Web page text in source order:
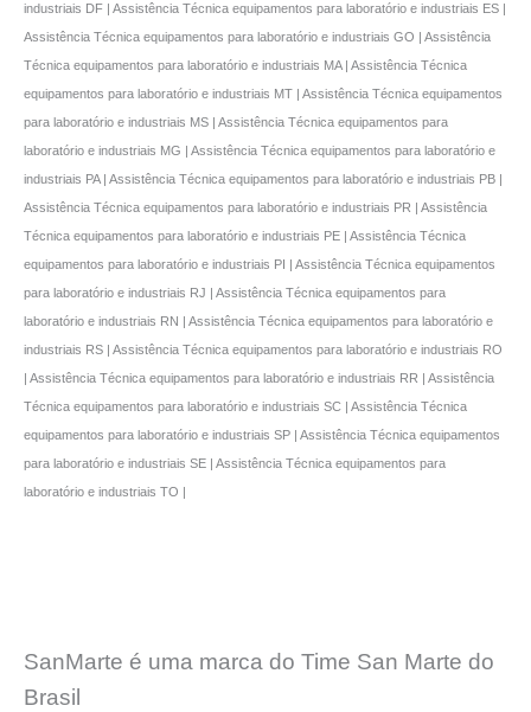
industriais DF | Assistência Técnica equipamentos para laboratório e industriais ES |
Assistência Técnica equipamentos para laboratório e industriais GO | Assistência
Técnica equipamentos para laboratório e industriais MA | Assistência Técnica
equipamentos para laboratório e industriais MT | Assistência Técnica equipamentos
para laboratório e industriais MS | Assistência Técnica equipamentos para
laboratório e industriais MG | Assistência Técnica equipamentos para laboratório e
industriais PA | Assistência Técnica equipamentos para laboratório e industriais PB |
Assistência Técnica equipamentos para laboratório e industriais PR | Assistência
Técnica equipamentos para laboratório e industriais PE | Assistência Técnica
equipamentos para laboratório e industriais PI | Assistência Técnica equipamentos
para laboratório e industriais RJ | Assistência Técnica equipamentos para
laboratório e industriais RN | Assistência Técnica equipamentos para laboratório e
industriais RS | Assistência Técnica equipamentos para laboratório e industriais RO
| Assistência Técnica equipamentos para laboratório e industriais RR | Assistência
Técnica equipamentos para laboratório e industriais SC | Assistência Técnica
equipamentos para laboratório e industriais SP | Assistência Técnica equipamentos
para laboratório e industriais SE | Assistência Técnica equipamentos para
laboratório e industriais TO |
SanMarte é uma marca do Time San Marte do
Brasil